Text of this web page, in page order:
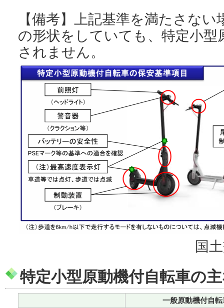
【備考】上記基準を満たさな
の形状をしていても、特定小型
されません。
国
特定小型原動機付自転車の
一般原動機付自転